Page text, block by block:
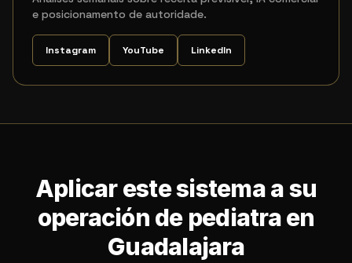
e posicionamento de autoridade.
Instagram YouTube LinkedIn
Aplicar este sistema a su
operación de pediatra en
Guadalajara